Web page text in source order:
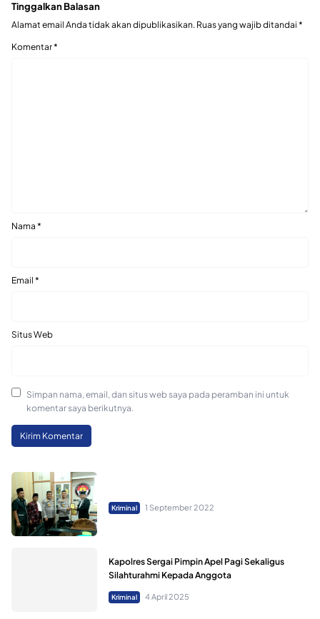
Tinggalkan Balasan
Alamat email Anda tidak akan dipublikasikan. Ruas yang wajib ditandai *
Komentar*
Nama *
Email *
Situs Web
Simpan nama, email, dan situs web saya pada peramban ini untuk
komentar saya berikutnya.
Kriminal 1 September 2022
Kapolres Sergai Pimpin Apel Pagi Sekaligus
Silahturahmi Kepada Anggota
Kriminal 4 April 2025